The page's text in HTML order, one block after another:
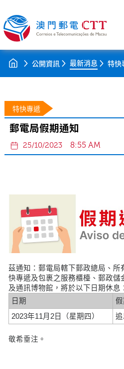
公開資訊 最新消息 特快
特快專遞
郵電局假期通知
25/10/2023 8:55 AM
茲通知：郵電局轄下郵政總局、所
快專遞及包裹之服務櫃檯、郵政儲
及通訊博物館，將於以下日期休息
日期
假
2023年11月2日（星期四）
敬希垂注。